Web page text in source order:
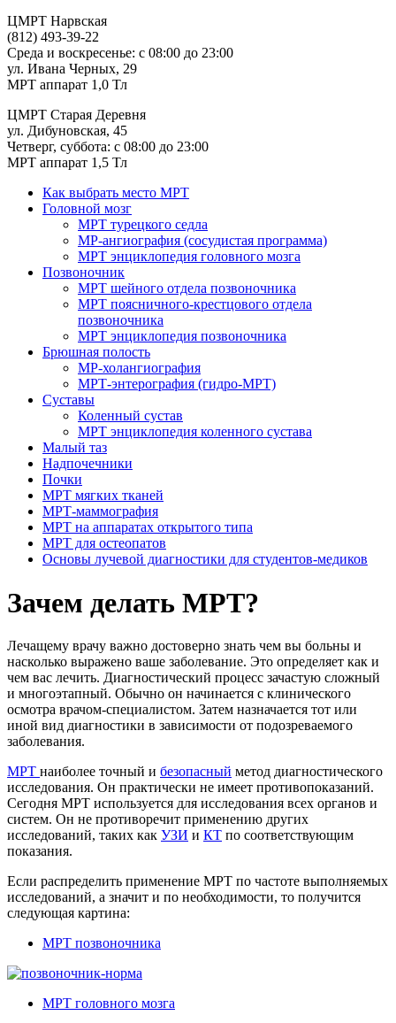
ЦМРТ Нарвская
(812) 493-39-22
Среда и воскресенье: с 08:00 до 23:00
ул. Ивана Черных, 29
МРТ аппарат 1,0 Тл
ЦМРТ Старая Деревня
ул. Дибуновская, 45
Четверг, суббота: с 08:00 до 23:00
МРТ аппарат 1,5 Тл
Как выбрать место МРТ
Головной мозг
МРТ турецкого седла
МР-ангиография (сосудистая программа)
МРТ энциклопедия головного мозга
Позвоночник
МРТ шейного отдела позвоночника
МРТ поясничного-крестцового отдела
позвоночника
МРТ энциклопедия позвоночника
Брюшная полость
МР-холангиография
МРТ-энтерография (гидро-МРТ)
Суставы
Коленный сустав
МРТ энциклопедия коленного сустава
Малый таз
Надпочечники
Почки
МРТ мягких тканей
МРТ-маммография
МРТ на аппаратах открытого типа
МРТ для остеопатов
Основы лучевой диагностики для студентов-медиков
Зачем делать МРТ?
Лечащему врачу важно достоверно знать чем вы больны и
насколько выражено ваше заболевание. Это определяет как и
чем вас лечить. Диагностический процесс зачастую сложный
и многоэтапный. Обычно он начинается с клинического
осмотра врачом-специалистом. Затем назначается тот или
иной вид диагностики в зависимости от подозреваемого
заболевания.
МРТ наиболее точный и безопасный метод диагностического
исследования. Он практически не имеет противопоказаний.
Сегодня МРТ используется для исследования всех органов и
систем. Он не противоречит применению других
исследований, таких как УЗИ и КТ по соответствующим
показания.
Если распределить применение МРТ по частоте выполняемых
исследований, а значит и по необходимости, то получится
следующая картина:
МРТ позвоночника
МРТ головного мозга